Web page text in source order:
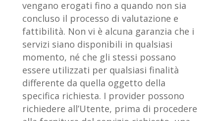
vengano erogati fino a quando non sia
concluso il processo di valutazione e
fattibilità. Non vi è alcuna garanzia che i
servizi siano disponibili in qualsiasi
momento, né che gli stessi possano
essere utilizzati per qualsiasi finalità
differente da quella oggetto della
specifica richiesta. I provider possono
richiedere all’Utente, prima di procedere